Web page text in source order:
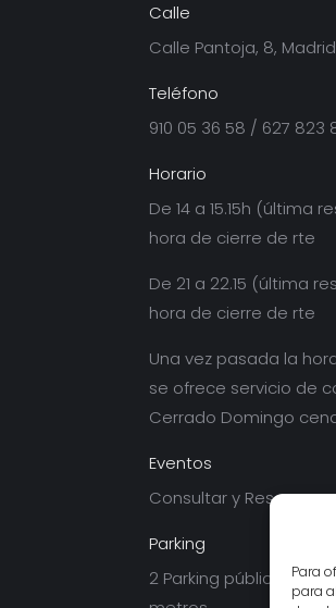
Para
para
Calle
Calle Pantoja, 8, Madrid
Teléfono
910 05 36 58 / 627 823
Horario
De 14 a 15.15h (última
hora de cierre de rte
De 21 a 22.15 (última
hora de cierre de rte
Una vez pasada la
se ofrece servicio de
Cerrado Domingo
Eventos
Consultar y Reservar
Parking
2 Parking públicos a